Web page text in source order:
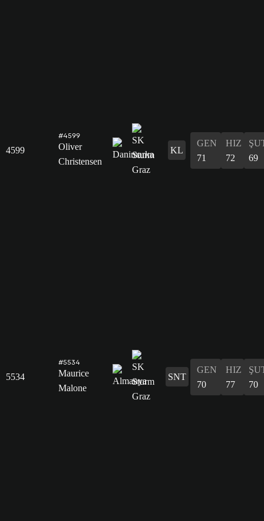
4599
#4599
Oliver
Christensen
KL
GEN
71
HIZ
72
69
5534
#5534
Maurice
Malone
SNT
GEN
70
HIZ
77
70